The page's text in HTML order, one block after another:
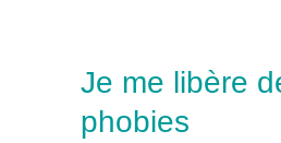
Je me libère
phobies